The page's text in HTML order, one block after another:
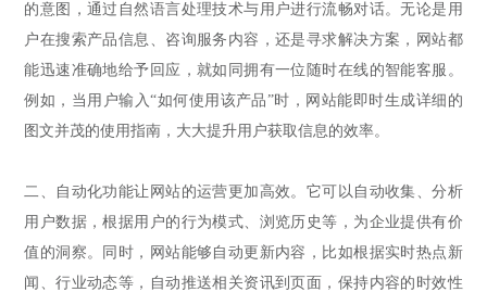
的意图，通过自然语言处理技术与用户进行流畅对话。无论是用
户在搜索产品信息、咨询服务内容，还是寻求解决方案，网站都
能迅速准确地给予回应，就如同拥有一位随时在线的智能客服。
例如，当用户输入“如何使用该产品”时，网站能即时生成详细的
图文并茂的使用指南，大大提升用户获取信息的效率。
二、自动化功能让网站的运营更加高效。它可以自动收集、分析
用户数据，根据用户的行为模式、浏览历史等，为企业提供有价
值的洞察。同时，网站能够自动更新内容，比如根据实时热点新
闻、行业动态等，自动推送相关资讯到页面，保持内容的时效性